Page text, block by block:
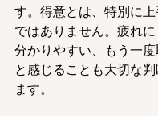
す。得意とは、特別に
ではありません。疲れ
分かりやすい、もう一
と感じることも大切な
ます。